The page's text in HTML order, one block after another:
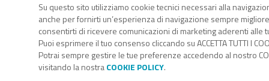
Su questo sito utilizziamo cookie tecnici necessari alla
anche per fornirti un’esperienza di navigazione sempre
consentirti di ricevere comunicazioni di marketing aderenti alle
Puoi esprimere il tuo consenso cliccando su ACCETTA TUTTI I
Potrai sempre gestire le tue preferenze accedendo al nostro
visitando la nostraCOOKIE POLICY.